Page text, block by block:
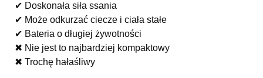
✔ Doskonała siła ssania
✔ Może odkurzać ciecze i ciała stałe
✔ Bateria o długiej żywotności
✖ Nie jest to najbardziej kompaktowy
✖ Trochę hałaśliwy